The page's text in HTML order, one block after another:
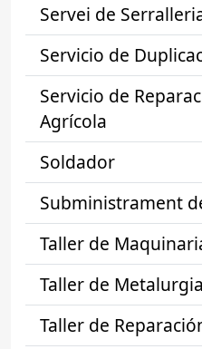
Servei de
Servicio de
Servicio de
Agrícola
Soldador
Subministrament
Taller de
Taller de Metalurgia
Taller de